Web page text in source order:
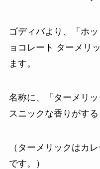
ゴディバより、「ホ
ョコレート ターメリ
ます。
名称に、「ターメリ
スニックな香りがする
（ターメリックはカ
です。）